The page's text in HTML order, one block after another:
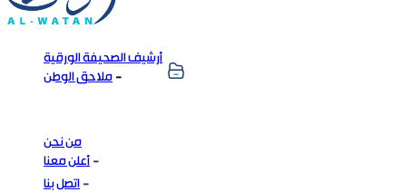
أرشيف الصحيفة الورقية
ملاحق الوطن
من نحن
أعلن معنا
اتصل بنا